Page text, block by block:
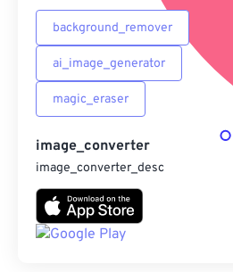
background_remover
ai_image_generator
magic_eraser
image_converter
image_converter_desc